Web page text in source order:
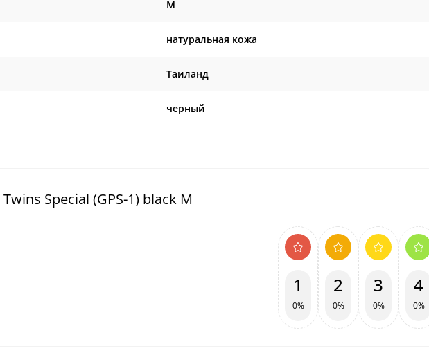
M
натуральная кожа
Таиланд
черный
Special (GPS-1) black M
1
0%
2
0%
3
0%
4
0%